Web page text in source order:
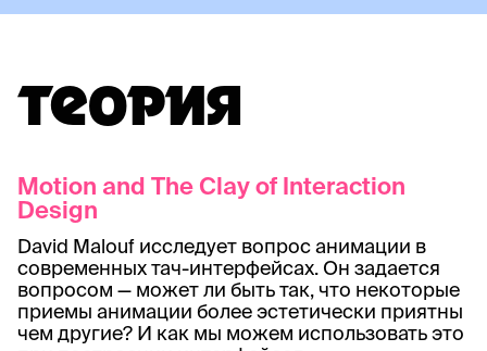
ТЕОРИЯ
Motion and The Clay of Interaction
Design
David Malouf исследует вопрос анимации в
современных тач-интерфейсах. Он задается
вопросом — может ли быть так, что некоторые
приемы анимации более эстетически приятны
чем другие? И как мы можем использовать это